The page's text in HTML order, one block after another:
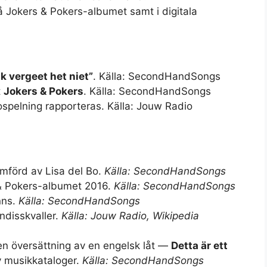
& Pokers-albumet samt i digitala
vergeet het niet”. Källa: SecondHandSongs
Jokers & Pokers. Källa: SecondHandSongs
rapporteras. Källa: Jouw Radio
av Lisa del Bo. Källa: SecondHandSongs
Pokers-albumet 2016. Källa: SecondHandSongs
Källa: SecondHandSongs
Källa: Jouw Radio, Wikipedia
översättning av en engelsk låt — Detta är ett
Källa: SecondHandSongs